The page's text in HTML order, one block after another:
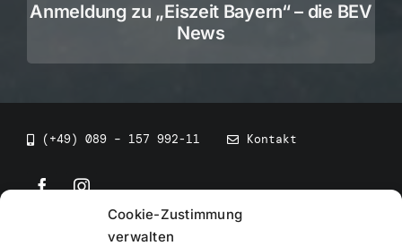
Cookie-Zustimmung
verwalten
Anmeldung zu „Eiszeit Bayern“ – die BEV
News
(+49) 089 – 157 992-11 Kontakt
• BEV Bayerischer Eissportverband